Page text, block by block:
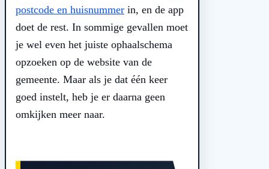
postcode en huisnummer in, en de app
doet de rest. In sommige gevallen moet
je wel even het juiste ophaalschema
opzoeken op de website van de
gemeente. Maar als je dat één keer
goed instelt, heb je er daarna geen
omkijken meer naar.